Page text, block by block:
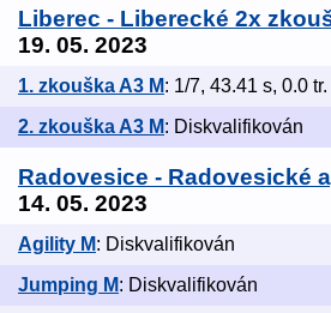
Liberec - Liberecké 2x
19. 05. 2023
1. zkouška A3 M: 1/7, 43.41 s, 0.0
2. zkouška A3 M: Diskvalifikován
Radovesice - Radovesické
14. 05. 2023
Agility M: Diskvalifikován
Jumping M: Diskvalifikován